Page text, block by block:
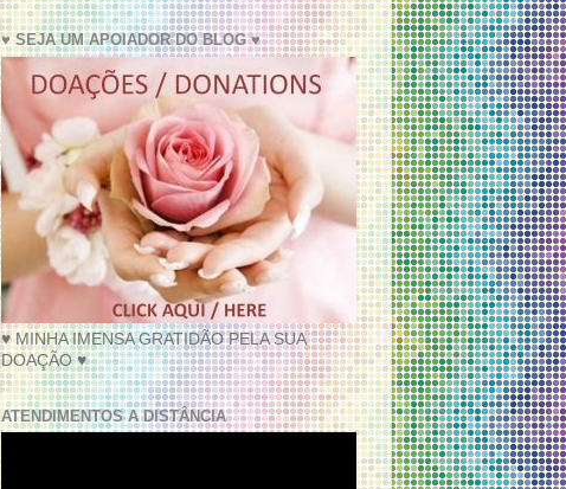
♥ SEJA UM APOIADOR DO BLOG ♥
♥ MINHA IMENSA GRATIDÃO PELA SUA
DOAÇÃO ♥
ATENDIMENTOS A DISTÂNCIA